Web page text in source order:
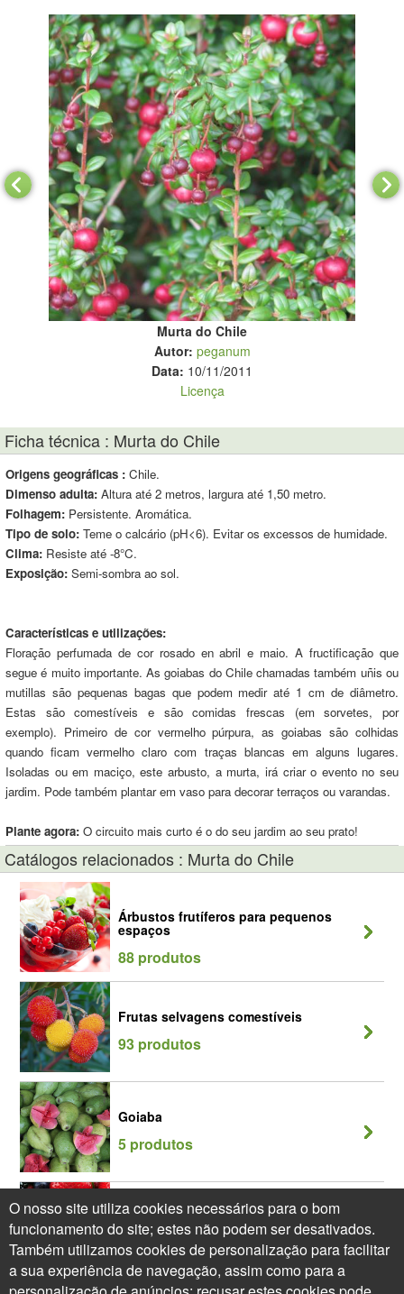
Murta do Chile
Autor: peganum
Data: 10/11/2011
Licença
Ficha técnica : Murta do Chile
Origens geográficas : Chile.
Dimenso adulta: Altura até 2 metros, largura até 1,50 metro.
Folhagem: Persistente. Aromática.
Tipo de solo: Teme o calcário (pH<6). Evitar os excessos de humidade.
Clima: Resiste até -8°C.
Exposição: Semi-sombra ao sol.
Características e utilizações:
Floração perfumada de cor rosado en abril e maio. A fructificação que
segue é muito importante. As goiabas do Chile chamadas também uñis ou
mutillas são pequenas bagas que podem medir até 1 cm de diâmetro.
Estas são comestíveis e são comidas frescas (em sorvetes, por
exemplo). Primeiro de cor vermelho púrpura, as goiabas são colhidas
quando ficam vermelho claro com traças blancas em alguns lugares.
Isoladas ou em maciço, este arbusto, a murta, irá criar o evento no seu
jardim. Pode também plantar em vaso para decorar terraços ou varandas.
Plante agora: O circuito mais curto é o do seu jardim ao seu prato!
Catálogos relacionados : Murta do Chile
Árbustos frutíferos para pequenos
espaços
88 produtos
Frutas selvagens comestíveis
93 produtos
Goiaba
5 produtos
Sebe Gulosa
64 produtos
O nosso site utiliza cookies necessários para o bom
funcionamento do site; estes não podem ser desativados.
Também utilizamos cookies de personalização para facilitar
a sua experiência de navegação, assim como para a